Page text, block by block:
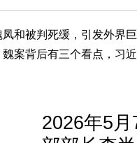
和被判死缓，引发外界
案背后有三个看点，习
2026年5